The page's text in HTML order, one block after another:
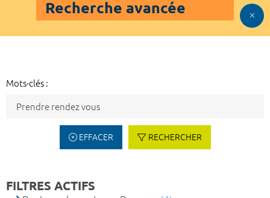
Recherche avancée
Mots-clés :
EFFACER RECHERCHER
FILTRES ACTIFS